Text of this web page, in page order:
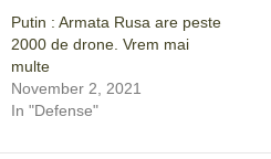
Putin : Armata Rusa are peste
2000 de drone. Vrem mai
multe
November 2, 2021
In "Defense"